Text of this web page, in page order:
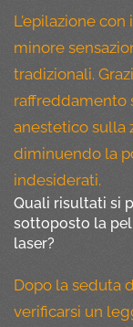
L'epilazione con
minore
tradizionali.
raffreddamento
anestetico sulla
diminuendo la
indesiderati.
Quali risultati si
sottoposto la
laser?
Dopo la seduta
verificarsi un